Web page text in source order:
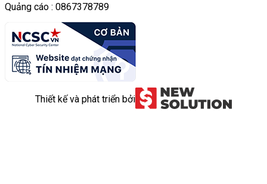
Quảng cáo : 0867378789
Thiết kế và phát triển bởi